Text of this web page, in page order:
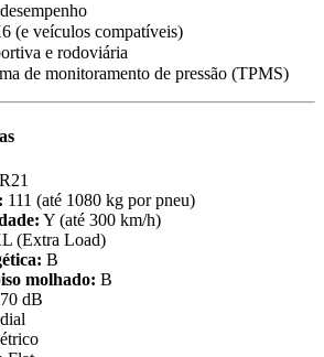
(e veículos compatíveis)
e rodoviária
de monitoramento de pressão (TPMS)
111 (até 1080 kg por pneu)
Y (até 300 km/h)
(Extra Load)
B
molhado: B
70 dB